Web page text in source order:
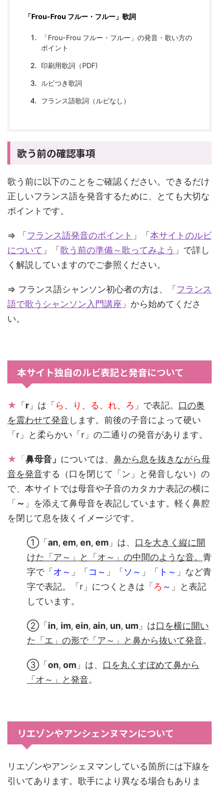
「Frou-Frou フルー・フルー」歌詞
「Frou-Frou フルー・フルー」の発音・歌い方の
ポイント
印刷用歌詞（PDF)
ルビつき歌詞
フランス語歌詞（ルビなし）
歌う前の確認事項
歌う前に以下のことをご確認ください。できるだけ
正しいフランス語を発音するために、とても大切な
ポイントです。
⇒ 「 フランス語発音のポイント 」「 本サイトのルビ
について 」「 歌う前の準備～歌ってみよう 」で詳し
く解説していますのでご参照ください。
⇒ フランス語シャンソン初心者の方は、「 フランス
語で歌うシャンソン入門講座 」から始めてくださ
い。
本サイト独自のルビ表記と発音について
★ 「 r 」は「 ら、 り 、 る、 れ、 ろ 」で表記。 口の奥
を震わせて発音します。前後の子音によって硬い
「r」と柔らかい「r」の二通りの発音があります。
★「 鼻母音」 については、 鼻から息を抜きながら母
音を発音する（口を閉じて「ン」と発音しない）の
で、本サイトでは母音や子音のカタカナ表記の横に
「 ～ 」を添えて鼻母音を表記しています。軽く鼻腔
を閉じて息を抜くイメージです。
①「 an, em, en, em 」は、 口を大きく縦に開
けた「ア～」と「オ～」の中間のような音。 青
字で「 オ～ 」「 コ～ 」「 ソ～ 」「 ト～ 」など青
字で表記。「r」につくときは「 ろ ～ 」と表記
しています。
②「 in, im, ein, ain, un, um 」は口を横に開い
た「エ」の形で「ア～」と鼻から抜いて発音。
③「 on, om 」は、 口を丸くすぼめて鼻から
「オ～ 」と発音。
リエゾンやアンシェンヌマンについて
リエゾンやアンシェヌマンしている箇所には下線を
引いてあります。歌手により異なる場合もありま